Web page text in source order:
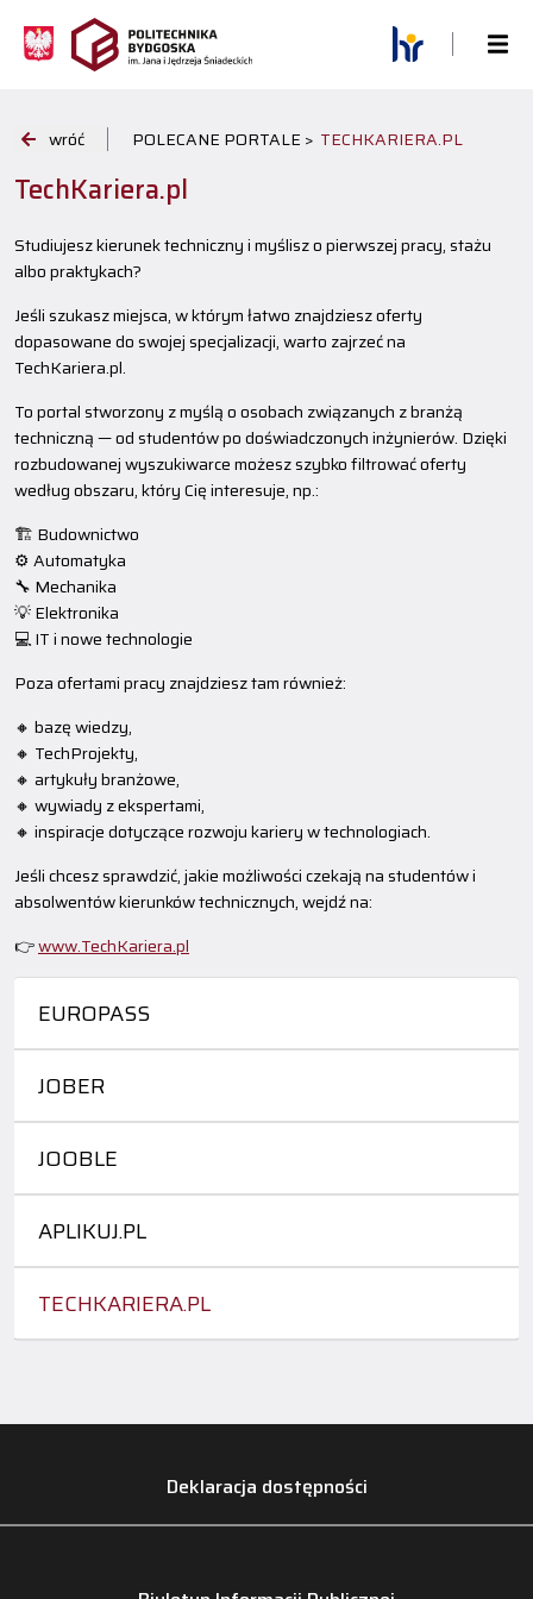
wróć POLECANE PORTALE > TECHKARIERA.PL
EUROPASS
JOBER
JOOBLE
APLIKUJ.PL
TECHKARIERA.PL
TechKariera.pl
Studiujesz kierunek techniczny i myślisz o pierwszej pracy, stażu
albo praktykach?
Jeśli szukasz miejsca, w którym łatwo znajdziesz oferty
dopasowane do swojej specjalizacji, warto zajrzeć na
TechKariera.pl.
To portal stworzony z myślą o osobach związanych z branżą
techniczną — od studentów po doświadczonych inżynierów. Dzięki
rozbudowanej wyszukiwarce możesz szybko filtrować oferty
według obszaru, który Cię interesuje, np.:
🏗️ Budownictwo
⚙️ Automatyka
🔧 Mechanika
💡 Elektronika
💻 IT i nowe technologie
Poza ofertami pracy znajdziesz tam również:
🔸 bazę wiedzy,
🔸 TechProjekty,
🔸 artykuły branżowe,
🔸 wywiady z ekspertami,
🔸 inspiracje dotyczące rozwoju kariery w technologiach.
Jeśli chcesz sprawdzić, jakie możliwości czekają na studentów i
absolwentów kierunków technicznych, wejdź na:
👉www.TechKariera.pl
Deklaracja dostępności